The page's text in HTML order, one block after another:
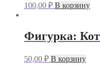
100,00 ₽ В корзину
Фигурка:
50,00 ₽ В корзину